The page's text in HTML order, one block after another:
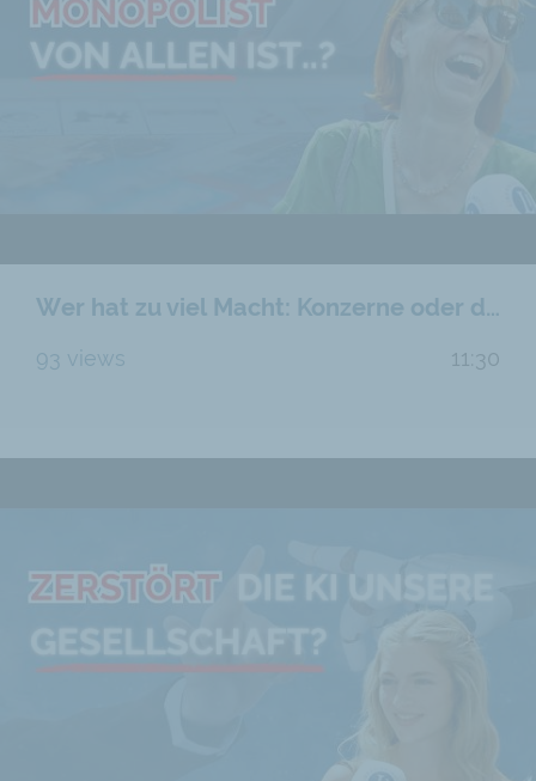
Wer hat zu viel Macht: Konzerne oder der Staat?
93 views 11:30